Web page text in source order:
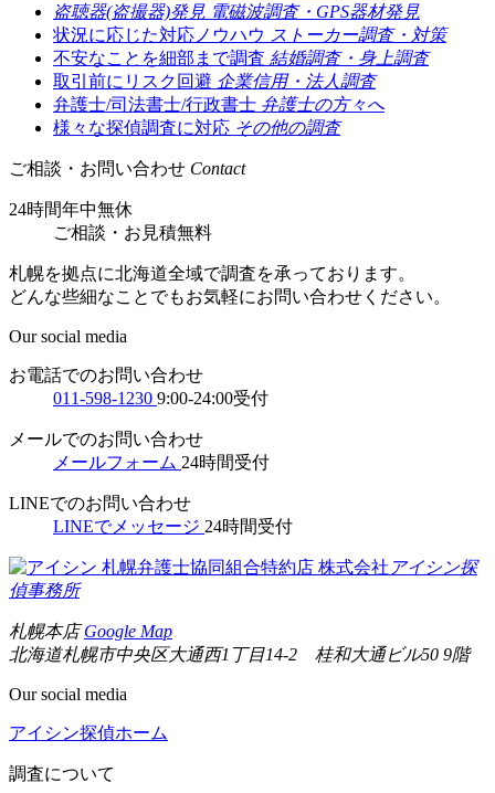
盗聴器(盗撮器)発見 電磁波調査・GPS器材発見
状況に応じた対応ノウハウ ストーカー調査・対策
不安なことを細部まで調査 結婚調査・身上調査
取引前にリスク回避 企業信用・法人調査
弁護士/司法書士/行政書士 弁護士の方々へ
様々な探偵調査に対応 その他の調査
ご相談・お問い合わせ Contact
24時間年中無休
ご相談 ・ お見積無料
札幌を拠点に北海道全域で調査を承っております。
どんな些細なことでもお気軽にお問い合わせください。
Our social media
お電話でのお問い合わせ
011-598-1230 9:00-24:00受付
メールでのお問い合わせ
メールフォーム 24時間受付
LINEでのお問い合わせ
LINEでメッセージ 24時間受付
札幌弁護士協同組合特約店 株式会社 アイシン探
偵事務所
札幌本店Google Map
北海道札幌市中央区大通西1丁目14-2 桂和大通ビル50 9階
Our social media
アイシン探偵ホーム
調査について